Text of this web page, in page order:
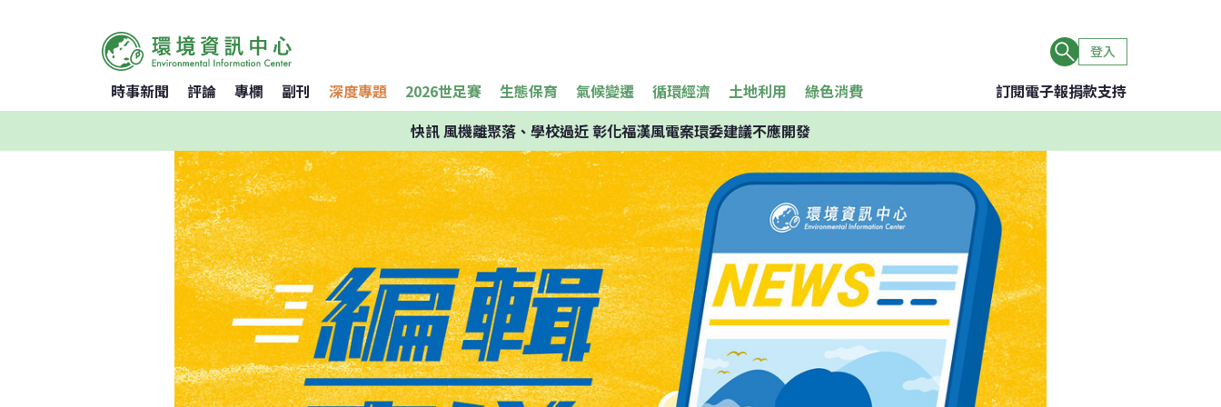
登入
時事新聞 評論 專欄 副刊 深度專題 2026世足賽 生態保育 氣候變遷 循環經濟 土地利用 綠色消費 訂閱電子報捐款支持
快訊風機離聚落、學校過近 彰化福漢風電案環委建議不應開發